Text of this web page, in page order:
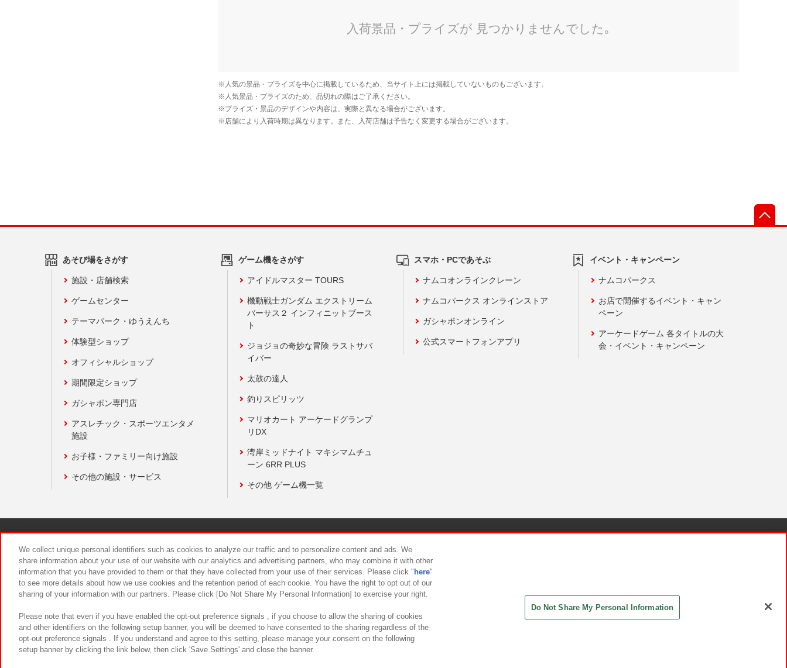
あそび場をさがす
施設・店舗検索
ゲームセンター
テーマパーク・ゆうえんち
体験型ショップ
オフィシャルショップ
期間限定ショップ
ガシャポン専門店
アスレチック・スポーツエンタメ
施設
お子様・ファミリー向け施設
その他の施設・サービス
ゲーム機をさがす
アイドルマスター TOURS
機動戦士ガンダム エクストリーム
バーサス２ インフィニットブース
ト
ジョジョの奇妙な冒険 ラストサバ
イバー
太鼓の達人
釣りスピリッツ
マリオカート アーケードグランプ
リDX
湾岸ミッドナイト マキシマムチュ
ーン 6RR PLUS
その他 ゲーム機一覧
スマホ・PCであそぶ
ナムコオンラインクレーン
ナムコパークス オンラインストア
ガシャポンオンライン
公式スマートフォンアプリ
イベント・キャンペーン
ナムコパークス
お店で開催するイベント・キャン
ペーン
アーケードゲーム 各タイトルの大
会・イベント・キャンペーン
食品のご提供について カスタマーハラスメント対応方針
We collect unique personal identifiers such as cookies to analyze our traffic and to personalize content and ads. We
share information about your use of our website with our analytics and advertising partners, who may combine it with other
information that you have provided to them or that they have collected from your use of their services. Please click " here"
to see more details about how we use cookies and the retention period of each cookie. You have the right to opt out of our
sharing of your information with our partners. Please click [Do Not Share My Personal Information] to exercise your right.
Please note that even if you have enabled the opt-out preference signals , if you choose to allow the sharing of cookies
and other identifiers on the following setup banner, you will be deemed to have consented to the sharing regardless of the
opt-out preference signals . If you understand and agree to this setting, please manage your consent on the following
setup banner by clicking the link below, then click 'Save Settings' and close the banner.
Do Not Share My Personal Information